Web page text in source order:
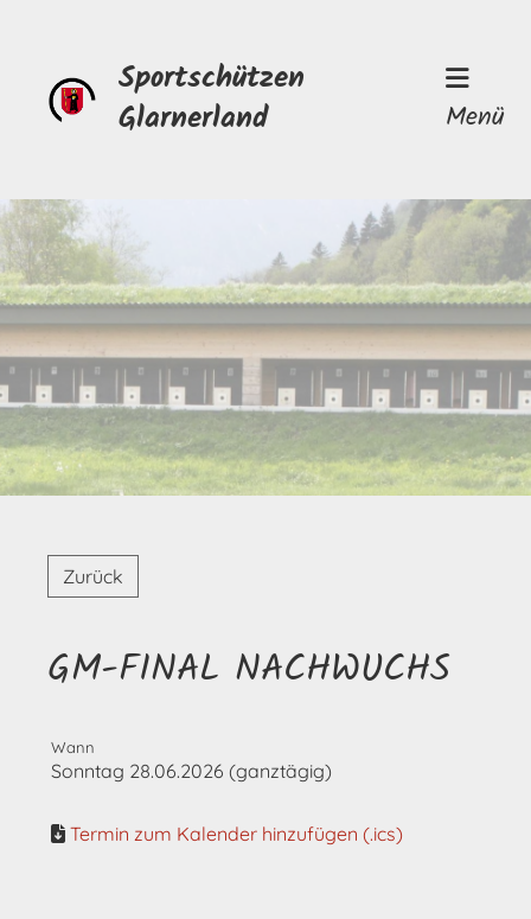
Sportschützen
Glarnerland
Menü
Zurück
GM-FINAL NACHWUCHS
Wann
Sonntag 28.06.2026 (ganztägig)
Termin zum Kalender hinzufügen (.ics)